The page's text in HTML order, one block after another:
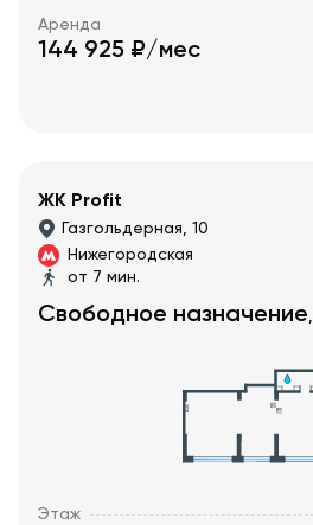
Аренда
144 925 ₽/мес
ЖК Profit
Газгольдерная, 10
Нижегородская
от 7 мин.
Свободное назначение,
Этаж